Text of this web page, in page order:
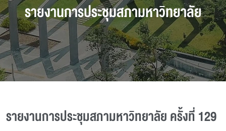
รายงานการประชุมสภามหาวิทยาลัย
รายงานการประชุมสภามหาวิทยาลัย ครั้งที่ 129